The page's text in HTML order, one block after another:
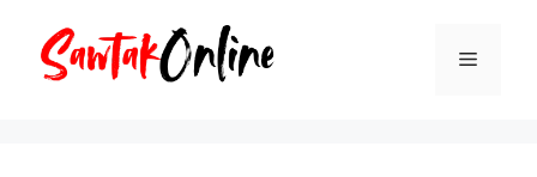
Menu